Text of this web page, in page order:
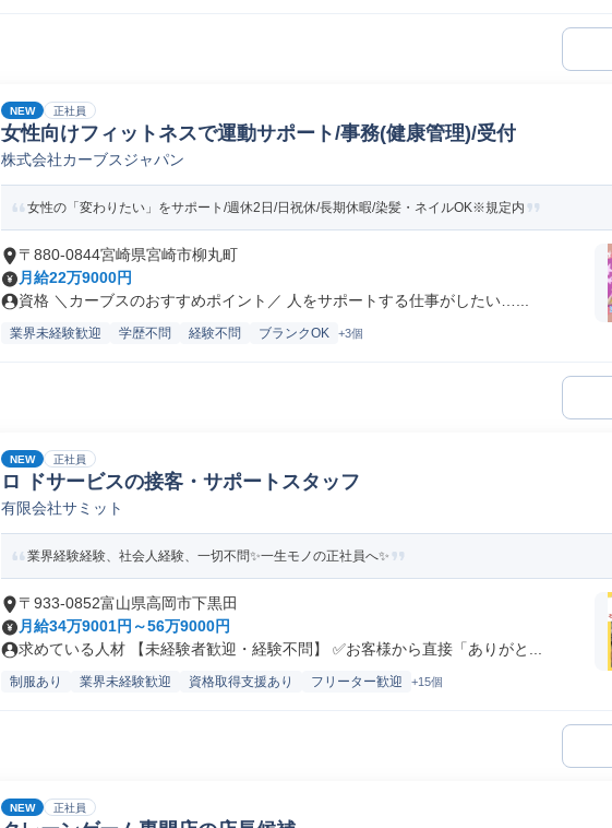
NEW 正社員
女性向けフィットネスで運動サポート/事務(健康管理)/受付
株式会社カーブスジャパン
女性の「変わりたい」をサポート/週休2日/日祝休/長期休暇/染髪・ネイルOK※規定内
〒880-0844宮崎県宮崎市柳丸町
月給22万9000円
資格 ＼カーブスのおすすめポイント／ 人をサポートする仕事がしたい…...
業界未経験歓迎 学歴不問 経験不問 ブランクOK +3個
NEW 正社員
ロ ドサービスの接客・サポートスタッフ
有限会社サミット
業界経験経験、社会人経験、一切不問✨一生モノの正社員へ✨
〒933-0852富山県高岡市下黒田
月給34万9001円～56万9000円
求めている人材 【未経験者歓迎・経験不問】 ✅お客様から直接「ありがと...
制服あり 業界未経験歓迎 資格取得支援あり フリーター歓迎 +15個
NEW 正社員